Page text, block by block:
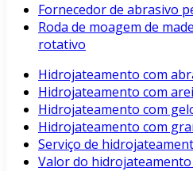
Fornecedor de abrasivo
Roda de moagem de
rotativo
Hidrojateamento com
Hidrojateamento com
Hidrojateamento com
Hidrojateamento com
Serviço de
Valor do